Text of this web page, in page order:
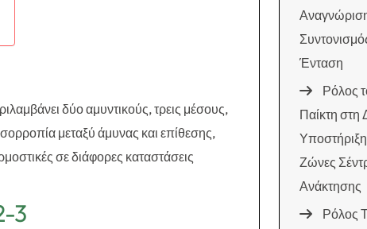
δύο αμυντικούς, τρεις μέσους,
μεταξύ άμυνας και επίθεσης,
σε διάφορες καταστάσεις
3
Ένταση
Ρόλος
Παίκτη στη
Υποστήριξη
Ζώνες
Ανάκτησης
Ρόλος